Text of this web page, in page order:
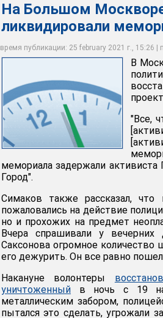
На Большом
ликвидировали
время публикации: 25 february 2021 г., 15:26 |
В
"Все,
мемориала задержали активиста
Город".
Симаков также рассказал,
пожаловались на действие
но и прохожих на предмет
Вчера спрашивали у
Саксонова огромное
его дежурить. Он все равно
Накануне волонтеры
уничтоженный в ночь с 19 на
металлическим забором,
пытался это сделать, угрожали